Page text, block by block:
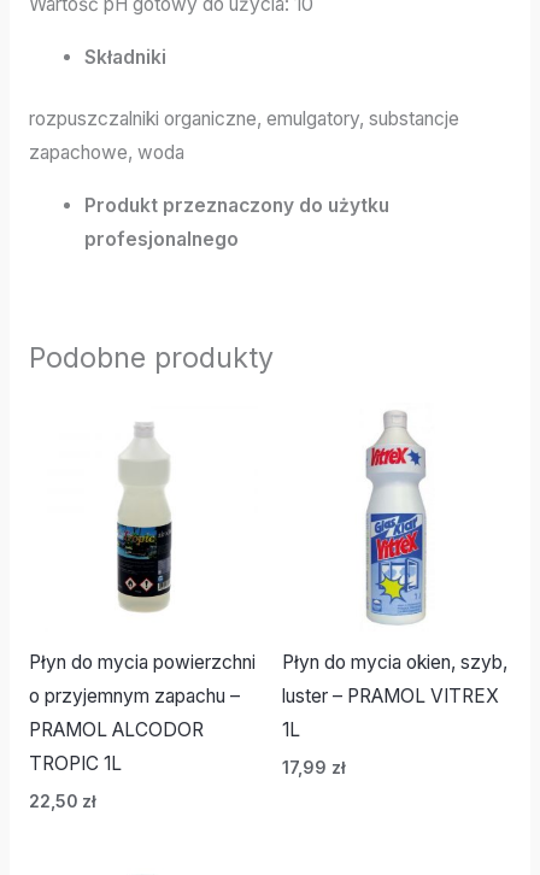
Składniki
rozpuszczalniki organiczne, emulgatory, substancje
zapachowe, woda
Produkt przeznaczony do użytku
profesjonalnego
Podobne produkty
Płyn do mycia powierzchni
o przyjemnym zapachu –
PRAMOL ALCODOR
TROPIC 1L
22,50 zł
Płyn do mycia okien, szyb,
luster – PRAMOL VITREX
1L
17,99 zł